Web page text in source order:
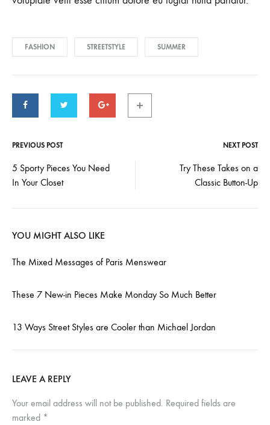
FASHION STREETSTYLE SUMMER
Post
PREVIOUS POST NEXT POST
5 Sporty Pieces You Need
In Your Closet
Try These Takes on a
Classic Button-Up
YOU MIGHT ALSO LIKE
The Mixed Messages of Paris Menswear
These 7 New-in Pieces Make Monday So Much Better
13 Ways Street Styles are Cooler than Michael Jordan
LEAVE A REPLY
Your email address will not be published. Required fields are
marked *